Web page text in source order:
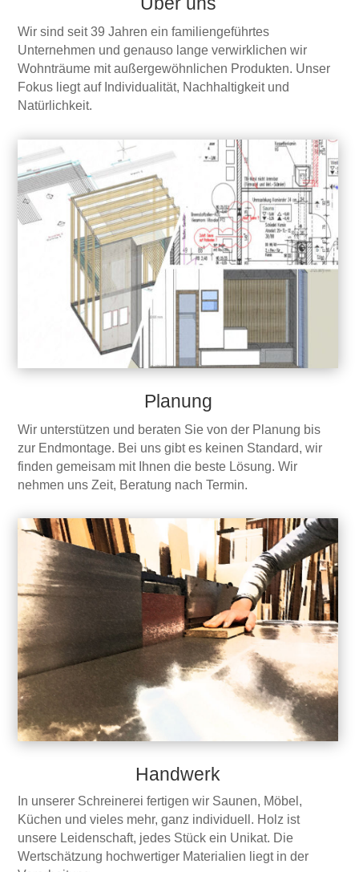
Wir sind seit 39 Jahren ein familiengeführtes
Unternehmen und genauso lange verwirklichen wir
Wohnträume mit außergewöhnlichen Produkten. Unser
Fokus liegt auf Individualität, Nachhaltigkeit und
Natürlichkeit.
Planung
Wir unterstützen und beraten Sie von der Planung bis
zur Endmontage. Bei uns gibt es keinen Standard, wir
finden gemeisam mit Ihnen die beste Lösung. Wir
nehmen uns Zeit, Beratung nach Termin.
Handwerk
In unserer Schreinerei fertigen wir Saunen, Möbel,
Küchen und vieles mehr, ganz individuell. Holz ist
unsere Leidenschaft, jedes Stück ein Unikat. Die
Wertschätzung hochwertiger Materialien liegt in der